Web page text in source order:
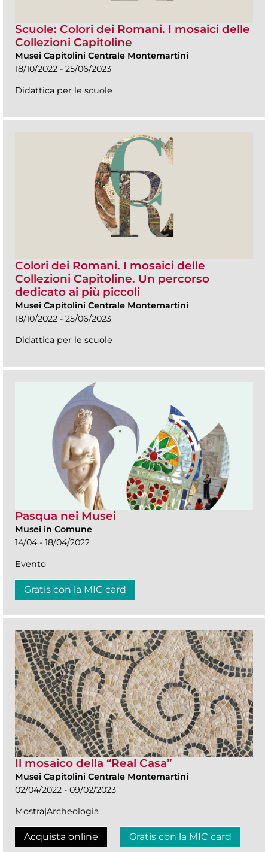
Scuole: Colori dei Romani. I mosaici delle
Collezioni Capitoline
Musei Capitolini Centrale Montemartini
18/10/2022 - 25/06/2023
Didattica per le scuole
Colori dei Romani. I mosaici delle
Collezioni Capitoline. Un percorso
dedicato ai più piccoli
Musei Capitolini Centrale Montemartini
18/10/2022 - 25/06/2023
Didattica per le scuole
Pasqua nei Musei
Musei in Comune
14/04 - 18/04/2022
Evento
Gratis con la MIC card
Il mosaico della “Real Casa”
Musei Capitolini Centrale Montemartini
02/04/2022 - 09/02/2023
Mostra|Archeologia
Acquista online Gratis con la MIC card